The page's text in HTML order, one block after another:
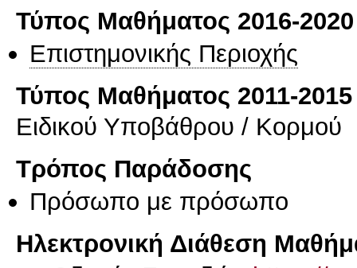
Τύπος Μαθήματος 2016-2020
Επιστημονικής Περιοχής
Τύπος Μαθήματος 2011-2015
Ειδικού Υποβάθρου / Κορμού
Τρόπος Παράδοσης
Πρόσωπο με πρόσωπο
Ηλεκτρονική Διάθεση